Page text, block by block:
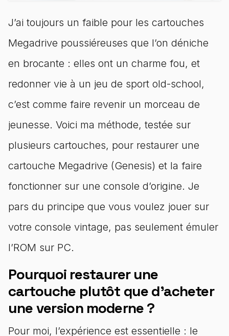
J’ai toujours un faible pour les cartouches
Megadrive poussiéreuses que l’on déniche
en brocante : elles ont un charme fou, et
redonner vie à un jeu de sport old-school,
c’est comme faire revenir un morceau de
jeunesse. Voici ma méthode, testée sur
plusieurs cartouches, pour restaurer une
cartouche Megadrive (Genesis) et la faire
fonctionner sur une console d’origine. Je
pars du principe que vous voulez jouer sur
votre console vintage, pas seulement émuler
l’ROM sur PC.
Pourquoi restaurer une
cartouche plutôt que d’acheter
une version moderne ?
Pour moi, l’expérience est essentielle : le